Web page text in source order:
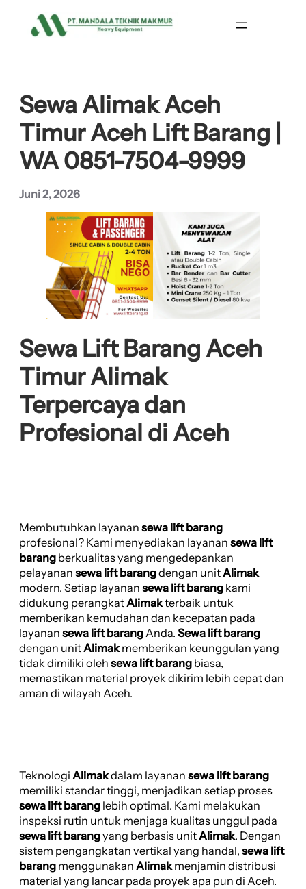
Sewa Alimak Aceh
Timur Aceh Lift Barang |
WA 0851-7504-9999
Juni 2, 2026
Sewa Lift Barang Aceh
Timur Alimak
Terpercaya dan
Profesional di Aceh
Membutuhkan layanan sewa lift barang
profesional? Kami menyediakan layanan sewa lift
barang berkualitas yang mengedepankan
pelayanan sewa lift barangdengan unit Alimak
modern. Setiap layanan sewa lift barang kami
didukung perangkat Alimakterbaik untuk
memberikan kemudahan dan kecepatan pada
layanan sewa lift barang Anda. Sewa lift barang
dengan unit Alimakmemberikan keunggulan yang
tidak dimiliki oleh sewa lift barang biasa,
memastikan material proyek dikirim lebih cepat dan
aman di wilayah Aceh.
Teknologi Alimakdalam layanan sewa lift barang
memiliki standar tinggi, menjadikan setiap proses
sewa lift barang lebih optimal. Kami melakukan
inspeksi rutin untuk menjaga kualitas unggul pada
sewa lift barangyang berbasis unitAlimak. Dengan
sistem pengangkatan vertikal yang handal, sewa lift
barang menggunakan Alimakmenjamin distribusi
material yang lancar pada proyek apa pun di Aceh.